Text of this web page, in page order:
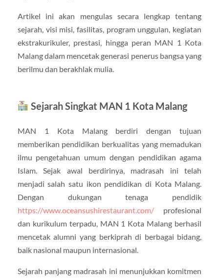
Artikel ini akan mengulas secara lengkap tentang
sejarah, visi misi, fasilitas, program unggulan, kegiatan
ekstrakurikuler, prestasi, hingga peran MAN 1 Kota
Malang dalam mencetak generasi penerus bangsa yang
berilmu dan berakhlak mulia.
Sejarah Singkat MAN 1 Kota Malang
MAN 1 Kota Malang berdiri dengan tujuan
memberikan pendidikan berkualitas yang memadukan
ilmu pengetahuan umum dengan pendidikan agama
Islam. Sejak awal berdirinya, madrasah ini telah
menjadi salah satu ikon pendidikan di Kota Malang.
Dengan dukungan tenaga pendidik
https://www.oceansushirestaurant.com/profesional
dan kurikulum terpadu, MAN 1 Kota Malang berhasil
mencetak alumni yang berkiprah di berbagai bidang,
baik nasional maupun internasional.
Sejarah panjang madrasah ini menunjukkan komitmen